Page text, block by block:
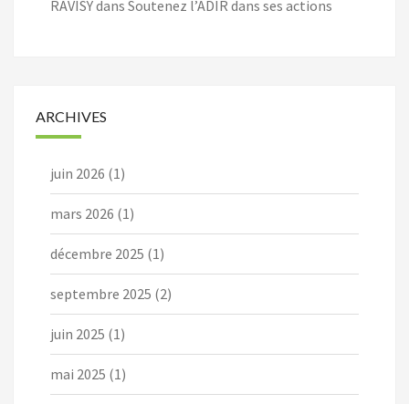
RAVISYdans Soutenez l’ADIR dans ses actions
ARCHIVES
juin 2026 (1)
mars 2026 (1)
décembre 2025 (1)
septembre 2025 (2)
juin 2025 (1)
mai 2025 (1)